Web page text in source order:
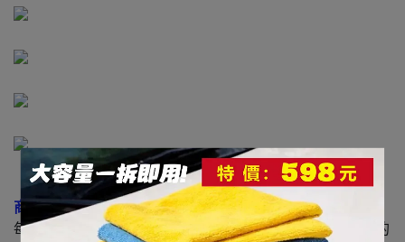
【愛車族】舒亮SONAX 德國進口 空調森林浴
商品介紹：
每個空調機組都會是異味的來源，甚至可能導致過敏反應的